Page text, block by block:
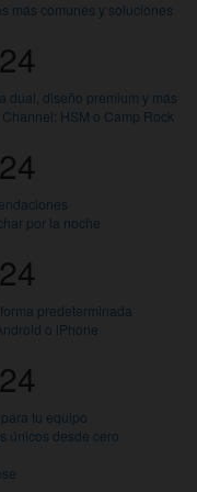
más comunes y soluciones
dual, diseño premium y más
HSM o Camp Rock
por la noche
predeterminada
o iPhone
tu equipo
únicos desde cero